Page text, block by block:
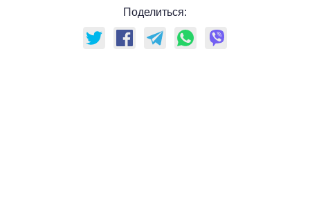
Поделиться: